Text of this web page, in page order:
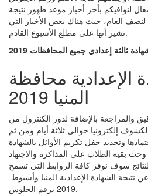
لنوافيكم بأخر أخبار موعد ظهور نتيجة
الصف الثالث الإعدادي 2019 لنصف العام، حيث هناك بعض الأخبار التي
تشير أنها على مطلع الأسبوع القادم.
ثالثة إعدادي جميع المحافظات 2019
الإعدادية محافظة
المنيا 2019
والمراجعة بالإضافة لدور الكنترول من
إلكترونيا حوالي ثلاثة أيام ومن ثم
وتحديد حفل تكريم الأوائل بالشهادة
العام وحث بقية الطلاب على المذاكرة والاجتهاد
سوف نوفر كافة الروابط التي تسمح
نتيجة الشهادة الإعدادية المنيا وأسيوط
2019 برقم الجلوس.